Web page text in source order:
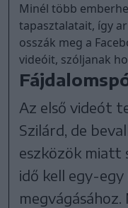
Minél több
tapasztalatait, így
osszák meg a
videóit, szóljanak
Az első videót
Szilárd, de
eszközök miatt
idő kell egy-